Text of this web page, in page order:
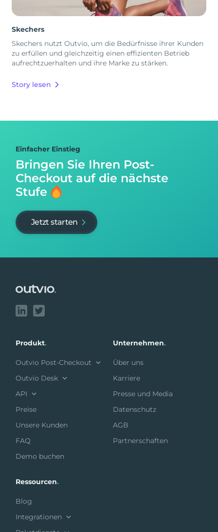
Skechers
Skechers nutzt Outvio, um die Bedürfnisse ihrer Kunden
zu erfüllen und gleichzeitig einen effizienten Betrieb
aufrechtzuerhalten und ihre Marke zu stärken.
Story lesen
Einfacher Einstieg
Bringen Sie Ihren Post-
Checkout auf die nächste
Stufe
Jetzt starten
Produkt.
Outvio Post-Checkout
Outvio Desk
API
Preise
Unsere Kunden
FAQ
Demo buchen
Unternehmen.
Über uns
Karriere
Presse und Media
Datenschutz
AGB
Partnerschaften
Ressourcen.
Blog
Integrationen